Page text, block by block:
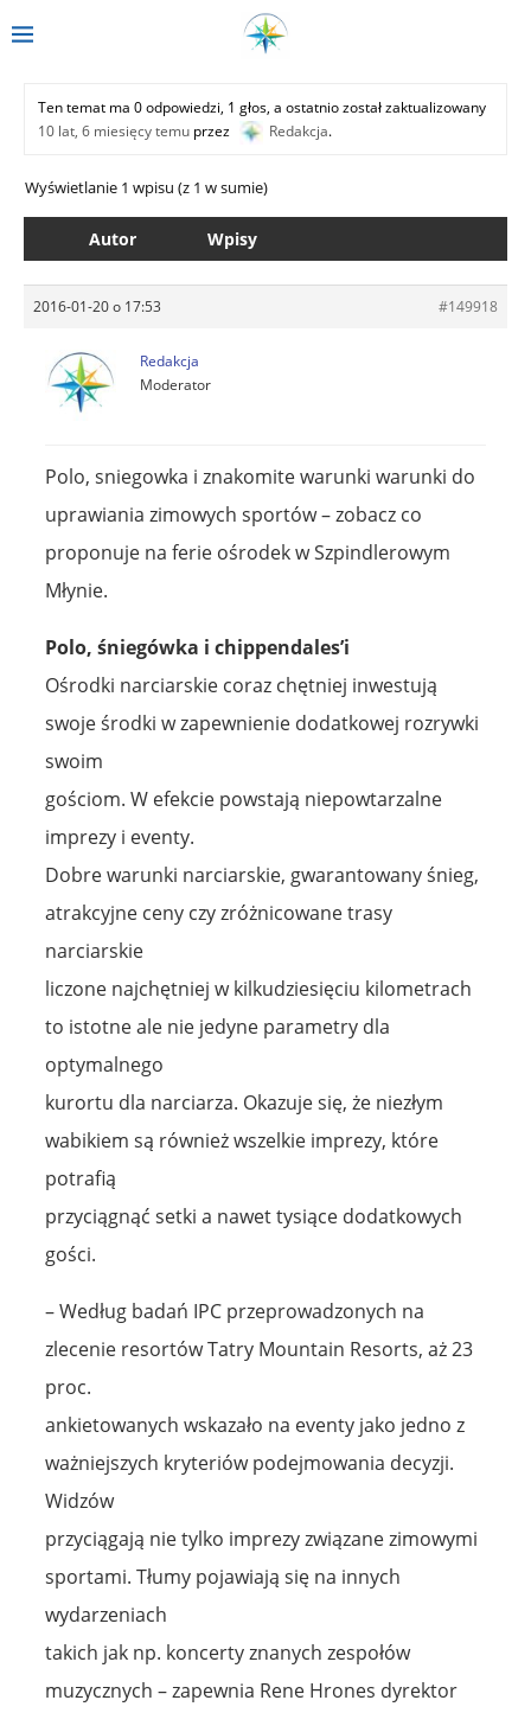
Ten temat ma 0 odpowiedzi, 1 głos, a ostatnio został zaktualizowany
10 lat, 6 miesięcy temu przez Redakcja.
Wyświetlanie 1 wpisu (z 1 w sumie)
Autor Wpisy
2016-01-20 o 17:53 #149918
Redakcja
Moderator
Polo, sniegowka i znakomite warunki warunki do
uprawiania zimowych sportów – zobacz co
proponuje na ferie ośrodek w Szpindlerowym
Młynie.
Polo, śniegówka i chippendales’i
Ośrodki narciarskie coraz chętniej inwestują
swoje środki w zapewnienie dodatkowej rozrywki
swoim
gościom. W efekcie powstają niepowtarzalne
imprezy i eventy.
Dobre warunki narciarskie, gwarantowany śnieg,
atrakcyjne ceny czy zróżnicowane trasy
narciarskie
liczone najchętniej w kilkudziesięciu kilometrach
to istotne ale nie jedyne parametry dla
optymalnego
kurortu dla narciarza. Okazuje się, że niezłym
wabikiem są również wszelkie imprezy, które
potrafią
przyciągnąć setki a nawet tysiące dodatkowych
gości.
– Według badań IPC przeprowadzonych na
zlecenie resortów Tatry Mountain Resorts, aż 23
proc.
ankietowanych wskazało na eventy jako jedno z
ważniejszych kryteriów podejmowania decyzji.
Widzów
przyciągają nie tylko imprezy związane zimowymi
sportami. Tłumy pojawiają się na innych
wydarzeniach
takich jak np. koncerty znanych zespołów
muzycznych – zapewnia Rene Hrones dyrektor